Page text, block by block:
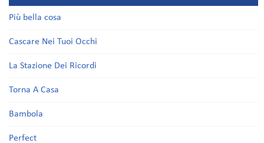
Più bella cosa
Cascare Nei Tuoi Occhi
La Stazione Dei Ricordi
Torna A Casa
Bambola
Perfect